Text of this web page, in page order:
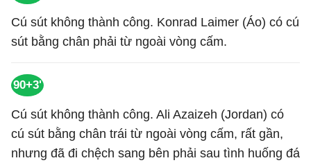
Cú sút không thành công. Konrad Laimer (Áo) có cú
sút bằng chân phải từ ngoài vòng cấm.
90+3'
Cú sút không thành công. Ali Azaizeh (Jordan) có
cú sút bằng chân trái từ ngoài vòng cấm, rất gần,
nhưng đã đi chệch sang bên phải sau tình huống đá